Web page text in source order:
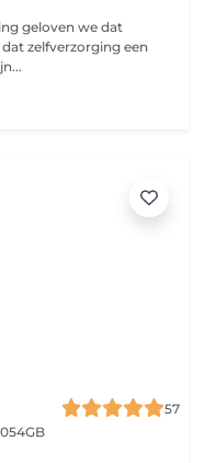
geloven we dat
zelfverzorging een
57